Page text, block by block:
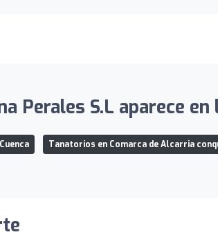
Perales S.L aparece
Tanatorios en Comarca de Alcarria